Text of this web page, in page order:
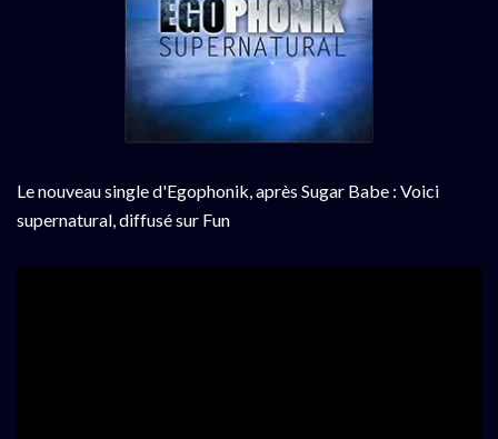
Le nouveau single d'Egophonik, après Sugar Babe : Voici
supernatural, diffusé sur Fun